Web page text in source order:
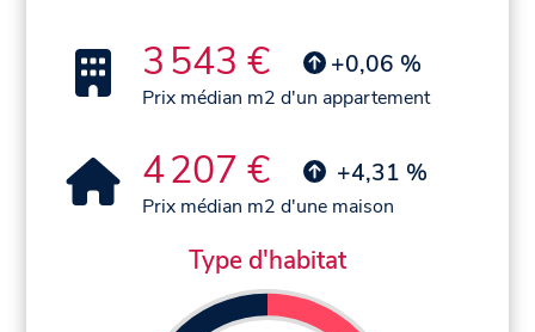
3 543 € +0,06 %
Prix médian m2 d'un appartement
4 207 € +4,31 %
Prix médian m2 d'une maison
Type d'habitat